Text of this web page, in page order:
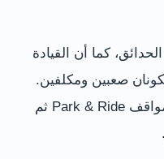
كما أن القيادة
صعبين ومكلفين.
الخيار الأنسب عادةً هو استخدام مواقف Park & Ride ثم